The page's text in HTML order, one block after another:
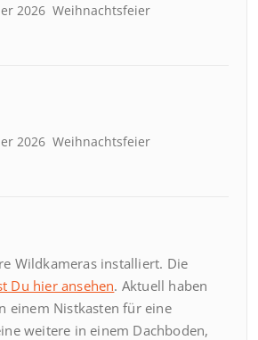
2026 Weihnachtsfeier
2026 Weihnachtsfeier
Wildkameras installiert. Die
Du hier ansehen. Aktuell haben
einem Nistkasten für eine
weitere in einem Dachboden,